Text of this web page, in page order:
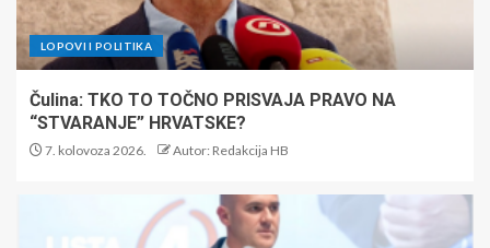
LOPOVI I POLITIKA
Čulina: TKO TO TOČNO PRISVAJA PRAVO NA
“STVARANJE” HRVATSKE?
7. kolovoza 2026. Autor: Redakcija HB